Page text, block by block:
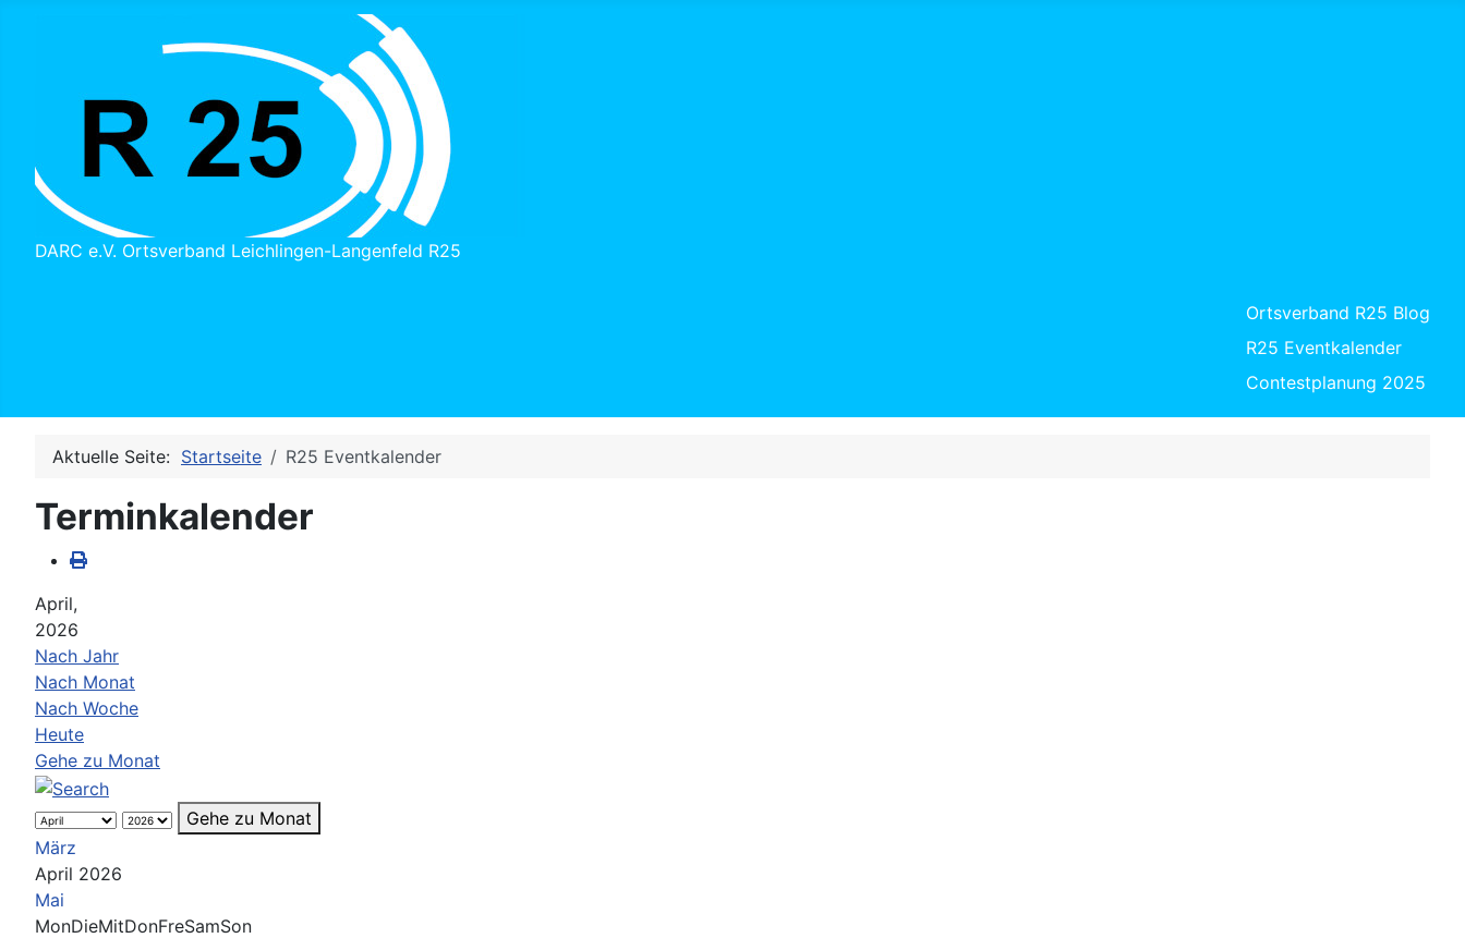
DARC e.V. Ortsverband Leichlingen-Langenfeld R25
Ortsverband R25 Blog
R25 Eventkalender
Contestplanung 2025
Aktuelle Seite: Startseite R25 Eventkalender
Terminkalender
April,
2026
Nach Jahr
Nach Monat
Nach Woche
Heute
Gehe zu Monat
Gehe zu Monat
März
April 2026
Mai
MonDieMitDonFreSamSon